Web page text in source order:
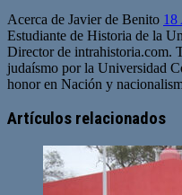
Acerca de Javier de Benito 18
Estudiante de Historia de la
Director de intrahistoria.com.
judaísmo por la Universidad
honor en Nación y
web
Artículos relacionados